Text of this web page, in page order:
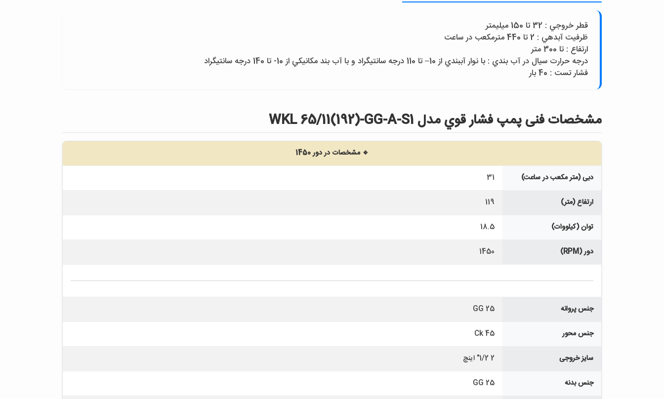
قطر خروجي : 32 تا 150 ميليمتر
ظرفيت آبدهي : 2 تا 440 مترمکعب در ساعت
ارتفاع : تا 300 متر
درجه حرارت سيال در آب بندي : با نوار آببندي از 10– تا 110 درجه سانتيگراد و با آب بند مکانيکي از 10- تا 140 درجه سانتيگراد
فشار تست : 40 بار
مشخصات فنی پمپ فشار قوي مدل WKL 65/11(192)-GG-A-S1
🔹 مشخصات در دور 1450
دبی (متر مکعب در ساعت) 31
ارتفاع (متر) 119
توان (کیلووات) 18.5
دور (RPM) 1450
جنس پروانه GG 25
جنس محور Ck 45
سایز خروجی 2 1/2" اینچ
جنس بدنه GG 25